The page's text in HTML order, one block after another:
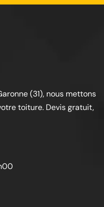
(31), nous mettons
toiture. Devis gratuit,